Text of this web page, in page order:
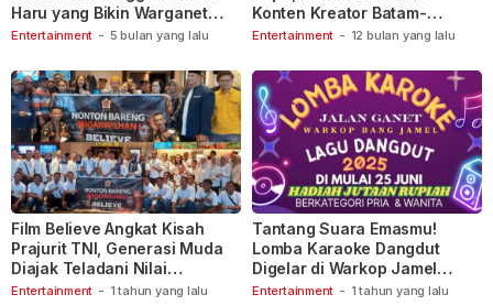
Entertainment - 5 bulan yang lalu
Haru yang Bikin Warganet
Berspekulasi
Entertainment - 12 bulan yang lalu
Konten Kreator Batam-
Tanjungpinang
Entertainment - 1 tahun yang lalu
Film Believe Angkat Kisah
Prajurit TNI, Generasi Muda
Diajak Teladani Nilai
Keberanian
Entertainment - 1 tahun yang lalu
Tantang Suara Emasmu!
Lomba Karaoke Dangdut
Digelar di Warkop Jamel
Ganet